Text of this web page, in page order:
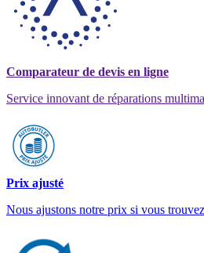
Comparateur de devis en ligne
Service innovant de réparations
Prix ajusté
Nous ajustons notre prix si vous